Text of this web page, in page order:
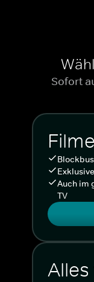
Sofort
Auch im
TV
Alles